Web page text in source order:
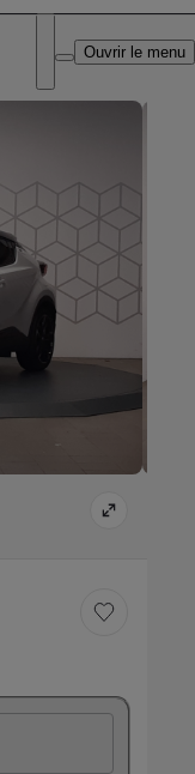
DEALER NAME
Ouvrir le menu
Sauvegarder le